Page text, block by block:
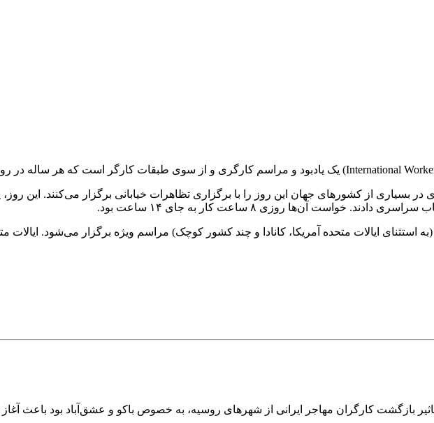
از کشورهای جهان این روز را با برگزاری تظاهرات خیابانی برگزار می‌کنند. این
ایالات متحده آمریکا، کانادا و چند کشور کوچک) مراسم ویژه برگزار می‌شود. ایالات
بازگشت کارگران مهاجر ایرانی از شهرهای روسیه، به خصوص باکو و عشق‌آباد بود باعث